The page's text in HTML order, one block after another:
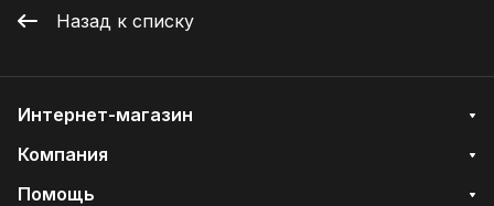
Назад к списку
Интернет-магазин
Компания
Помощь